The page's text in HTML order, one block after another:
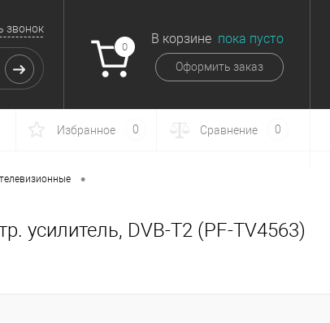
звонок
0
В корзине пока пусто
Оформить заказ
Избранное 0 Сравнение 0
•
усилитель, DVB-T2 (PF-TV4563)